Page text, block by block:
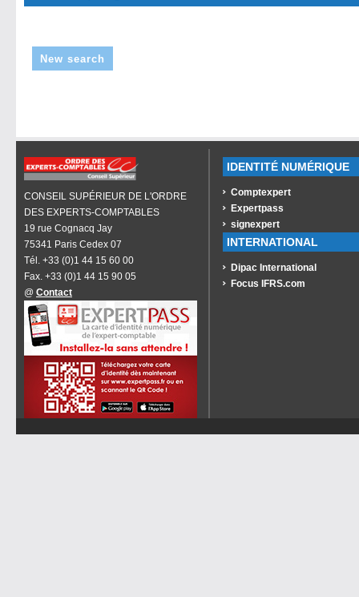
New search
CONSEIL SUPÉRIEUR DE L'ORDRE
DES EXPERTS-COMPTABLES
19 rue Cognacq Jay
75341 Paris Cedex 07
Tél. +33 (0)1 44 15 60 00
Fax. +33 (0)1 44 15 90 05
@ Contact
IDENTITÉ NUMÉRIQUE
Comptexpert
Expertpass
signexpert
INTERNATIONAL
Dipac International
Focus IFRS.com